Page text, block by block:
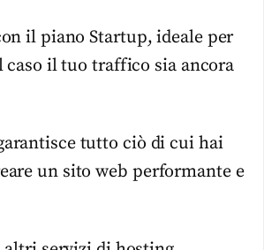
il piano Startup, ideale per
il tuo traffico sia ancora
tutto ciò di cui hai
un sito web performante e